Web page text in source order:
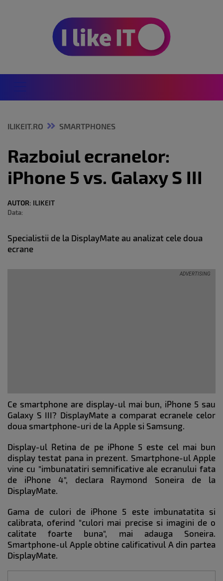
ILIKEIT.RO SMARTPHONES
Razboiul ecranelor:
iPhone 5 vs. Galaxy S III
AUTOR: ILIKEIT
Data:
Specialistii de la DisplayMate au analizat cele doua
ecrane
Ce smartphone are display-ul mai bun, iPhone 5 sau
Galaxy S III? DisplayMate a comparat ecranele celor
doua smartphone-uri de la Apple si Samsung.
Display-ul Retina de pe iPhone 5 este cel mai bun
display testat pana in prezent. Smartphone-ul Apple
vine cu "imbunatatiri semnificative ale ecranului fata
de iPhone 4", declara Raymond Soneira de la
DisplayMate.
Gama de culori de iPhone 5 este imbunatatita si
calibrata, oferind "culori mai precise si imagini de o
calitate foarte buna", mai adauga Soneira.
Smartphone-ul Apple obtine calificativul A din partea
DisplayMate.